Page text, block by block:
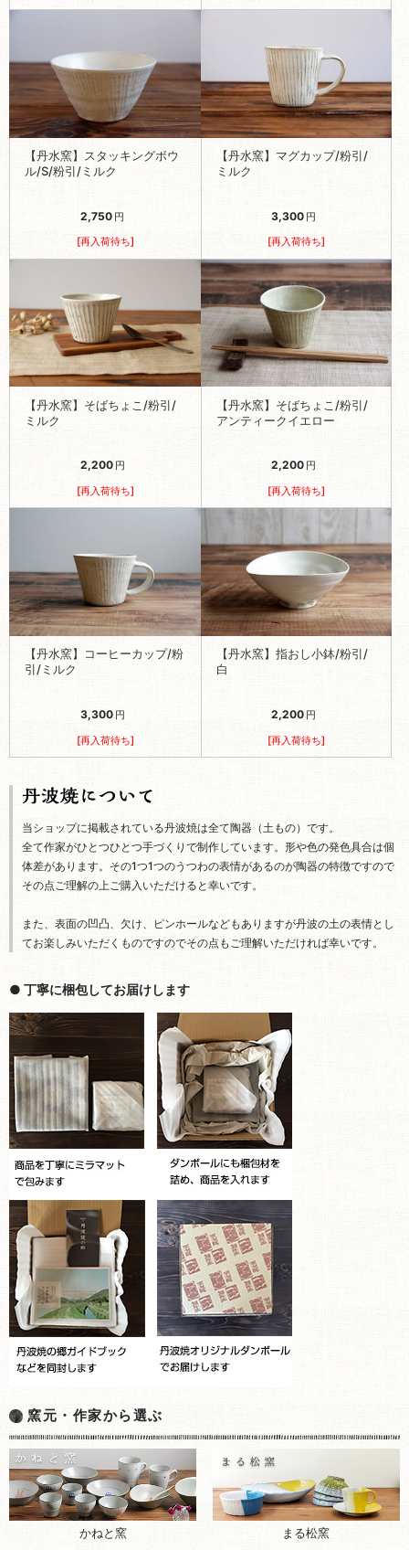
【丹水窯】スタッキングボウ
ル/S/粉引/ミルク
2,750 円
[再入荷待ち]
【丹水窯】マグカップ/粉引/
ミルク
3,300 円
[再入荷待ち]
【丹水窯】そばちょこ/粉引/
ミルク
2,200 円
[再入荷待ち]
【丹水窯】そばちょこ/粉引/
アンティークイエロー
2,200 円
[再入荷待ち]
【丹水窯】コーヒーカップ/粉
引/ミルク
3,300 円
[再入荷待ち]
【丹水窯】指おし小鉢/粉引/
白
2,200 円
[再入荷待ち]
当ショップに掲載されている丹波焼は全て陶器（土もの）です。
全て作家がひとつひとつ手づくりで制作しています。形や色の発色具合は個
体差があります。その1つ1つのうつわの表情があるのが陶器の特徴ですので
その点ご理解の上ご購入いただけると幸いです。
また、表面の凹凸、欠け、ピンホールなどもありますが丹波の土の表情とし
てお楽しみいただくものですのでその点もご理解いただければ幸いです。
● 丁寧に梱包してお届けします
窯元・作家から選ぶ
かねと窯 まる松窯